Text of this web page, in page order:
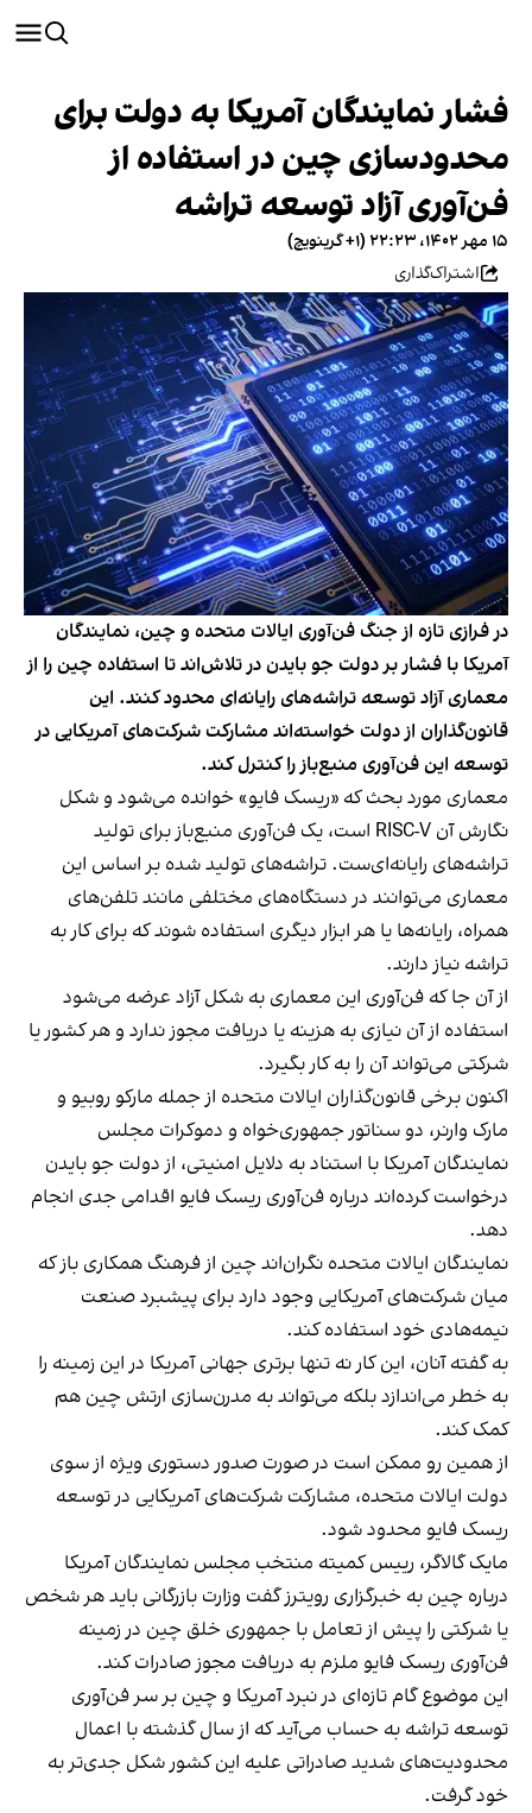
فشار نمایندگان آمریکا به دولت برای
محدودسازی چین در استفاده از
فن‌آوری آزاد توسعه تراشه
۱۵ مهر ۱۴۰۲، ۲۲:۲۳ (‎+۱ گرینویچ)
اشتراک‌گذاری
در فرازی تازه از جنگ فن‌آوری ایالات متحده و چین، نمایندگان
آمریکا با فشار بر دولت جو بایدن در تلاش‌اند تا استفاده چین را از
معماری آزاد توسعه تراشه‌های رایانه‌ای محدود کنند. این
قانون‌گذاران از دولت خواسته‌اند مشارکت شرکت‌های آمریکایی در
توسعه این فن‌آوری منبع‌باز را کنترل کند.
معماری مورد بحث که «ریسک فایو» خوانده می‌شود و شکل
نگارش آن RISC-V است، یک فن‌آوری منبع‌باز برای تولید
تراشه‌های رایانه‌ای‌ست. تراشه‌های تولید شده بر اساس این
معماری می‌توانند در دستگاه‌های مختلفی مانند تلفن‌های
همراه، رایانه‌ها یا هر ابزار دیگری استفاده شوند که برای کار به
تراشه نیاز دارند.
از آن‌ جا که فن‌آوری این معماری به شکل آزاد عرضه می‌شود
استفاده از آن نیازی به هزینه یا دریافت مجوز ندارد و هر کشور یا
شرکتی می‌تواند آن را به کار بگیرد.
اکنون برخی قانون‌گذاران ایالات متحده از جمله مارکو روبیو و
مارک وارنر، دو سناتور جمهوری‌خواه و دموکرات مجلس
نمایندگان آمریکا با استناد به دلایل امنیتی، از دولت جو بایدن
درخواست کرده‌اند درباره فن‌آوری ریسک فایو اقدامی جدی انجام
دهد.
نمایندگان ایالات متحده نگران‌اند چین از فرهنگ همکاری باز که
میان شرکت‌های آمریکایی وجود دارد برای پیشبرد صنعت
نیمه‌هادی خود استفاده کند.
به گفته آنان، این کار نه تنها برتری جهانی آمریکا در این زمینه را
به خطر می‌اندازد بلکه می‌تواند به مدرن‌سازی ارتش چین هم
کمک کند.
از همین رو ممکن است در صورت صدور دستوری ویژه از سوی
دولت ایالات متحده، مشارکت شرکت‌های آمریکایی در توسعه
ریسک فایو محدود شود.
مایک گالاگر، رییس کمیته منتخب مجلس نمایندگان آمریکا
درباره چین به خبرگزاری رویترز گفت وزارت بازرگانی باید هر شخص
یا شرکتی را پیش از تعامل با جمهوری خلق چین در زمینه
فن‌آوری ریسک فایو ملزم به دریافت مجوز صادرات کند.
این موضوع گام تازه‌ای در نبرد آمریکا و چین بر سر فن‌آوری
توسعه تراشه به حساب می‌آید که از سال گذشته با اعمال
محدودیت‌های شدید صادراتی علیه این کشور شکل جدی‌تر به
خود گرفت.